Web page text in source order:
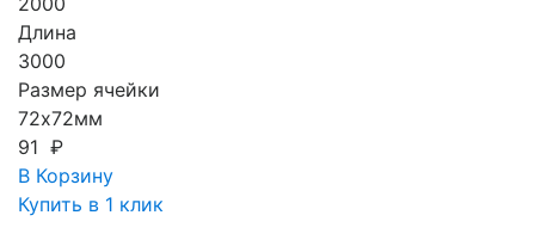
Длина
3000
Размер ячейки
72х72мм
91 ₽
В Корзину
Купить в 1 клик